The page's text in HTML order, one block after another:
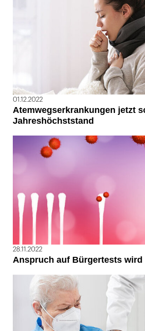
01.12.2022
Atemwegserkrankungen jetzt
Jahreshöchststand
28.11.2022
Anspruch auf Bürgertests